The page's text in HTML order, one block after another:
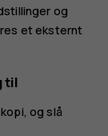
og
et eksternt
til
, og slå